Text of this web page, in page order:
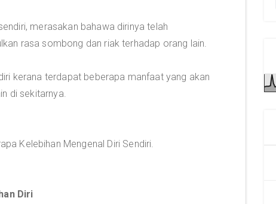
merasakan bahawa dirinya telah
rasa sombong dan riak terhadap orang lain.
kerana terdapat beberapa manfaat yang akan
di sekitarnya.
Kelebihan Mengenal Diri Sendiri.
Diri